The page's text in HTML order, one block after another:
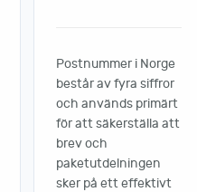
Postnummer i Norge
består av fyra siffror
och används primärt
för att säkerställa att
brev och
paketutdelningen
sker på ett effektivt